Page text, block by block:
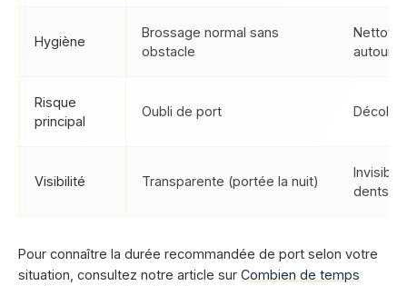
Hygiène
Brossage normal sans
obstacle
autour
Risque
principal
Oubli de port
Visibilité Transparente (portée la nuit)
dents)
Pour connaître la durée recommandée de port selon votre
situation, consultez notre article sur Combien de temps